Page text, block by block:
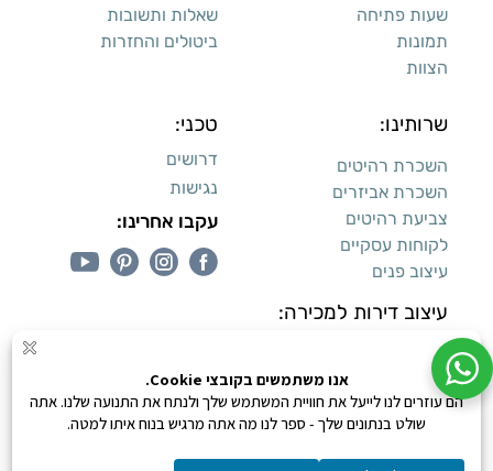
שעות פתיחה
תמונות
הצוות
שאלות ותשובות
ביטולים והחזרות
שרותינו:
השכרת רהיטים
השכרת אביזרים
צביעת רהיטים
לקוחות עסקיים
עיצוב פנים
עיצוב דירות למכירה:
טכני:
דרושים
נגישות
עקבו אחרינו:
קנייה מאובטחת 0